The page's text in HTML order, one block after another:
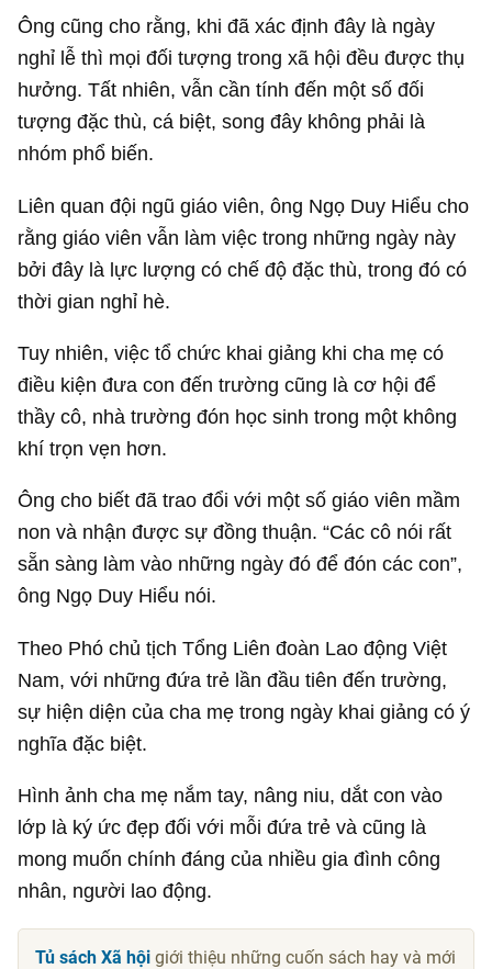
Ông cũng cho rằng, khi đã xác định đây là ngày
nghỉ lễ thì mọi đối tượng trong xã hội đều được thụ
hưởng. Tất nhiên, vẫn cần tính đến một số đối
tượng đặc thù, cá biệt, song đây không phải là
nhóm phổ biến.
Liên quan đội ngũ giáo viên, ông Ngọ Duy Hiểu cho
rằng giáo viên vẫn làm việc trong những ngày này
bởi đây là lực lượng có chế độ đặc thù, trong đó có
thời gian nghỉ hè.
Tuy nhiên, việc tổ chức khai giảng khi cha mẹ có
điều kiện đưa con đến trường cũng là cơ hội để
thầy cô, nhà trường đón học sinh trong một không
khí trọn vẹn hơn.
Ông cho biết đã trao đổi với một số giáo viên mầm
non và nhận được sự đồng thuận. “Các cô nói rất
sẵn sàng làm vào những ngày đó để đón các con”,
ông Ngọ Duy Hiểu nói.
Theo Phó chủ tịch Tổng Liên đoàn Lao động Việt
Nam, với những đứa trẻ lần đầu tiên đến trường,
sự hiện diện của cha mẹ trong ngày khai giảng có ý
nghĩa đặc biệt.
Hình ảnh cha mẹ nắm tay, nâng niu, dắt con vào
lớp là ký ức đẹp đối với mỗi đứa trẻ và cũng là
mong muốn chính đáng của nhiều gia đình công
nhân, người lao động.
Tủ sách Xã hội giới thiệu những cuốn sách hay và mới